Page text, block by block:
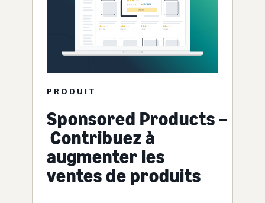
PRODUIT
Sponsored Products –
Contribuez à
augmenter les
ventes de produits